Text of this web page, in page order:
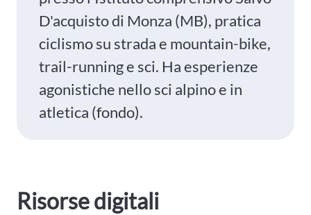
D'acquisto di Monza (MB), pratica
ciclismo su strada e mountain-bike,
trail-running e sci. Ha esperienze
agonistiche nello sci alpino e in
atletica (fondo).
Risorse digitali